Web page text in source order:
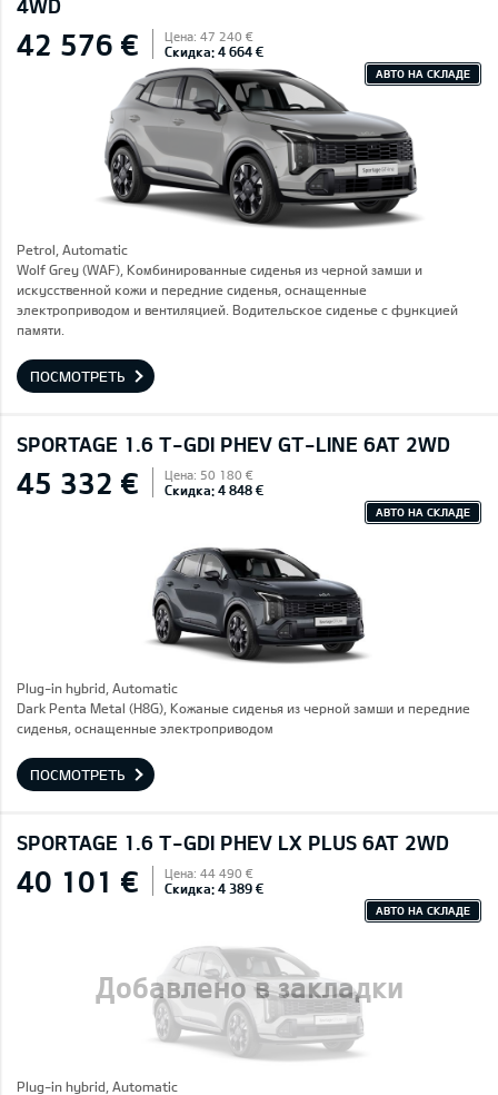
4WD
42 576 € Цена: 47 240 €
Скидка: 4 664 €
АВТО НА СКЛАДЕ
Petrol, Automatic
Wolf Grey (WAF), Комбинированные сиденья из черной замши и
искусственной кожи и передние сиденья, оснащенные
электроприводом и вентиляцией. Водительское сиденье с функцией
памяти.
ПОСМОТРЕТЬ
SPORTAGE 1.6 T-GDI PHEV GT-LINE 6AT 2WD
45 332 € Цена: 50 180 €
Скидка: 4 848 €
АВТО НА СКЛАДЕ
Plug-in hybrid, Automatic
Dark Penta Metal (H8G), Кожаные сиденья из черной замши и передние
сиденья, оснащенные электроприводом
ПОСМОТРЕТЬ
SPORTAGE 1.6 T-GDI PHEV LX PLUS 6AT 2WD
Добавлено в закладки
40 101 € Цена: 44 490 €
Скидка: 4 389 €
АВТО НА СКЛАДЕ
Plug-in hybrid, Automatic